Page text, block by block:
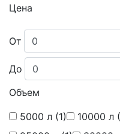
Цена
От
До
Объем
5000 л (1) 10000 л